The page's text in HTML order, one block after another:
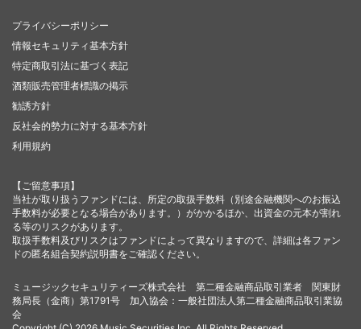
プライバシーポリシー
情報セキュリティ基本方針
特定商取引法に基づく表記
酒類販売管理者標識の掲示
勧誘方針
反社会的勢力に対する基本方針
利用規約
【ご留意事項】
当社が取り扱うファンドには、所定の取扱手数料（別途金融機関へのお振込
手数料が必要となる場合があります。）がかかるほか、出資金の元本が割れ
る等のリスクがあります。
取扱手数料及びリスクはファンドによって異なりますので、詳細は各ファン
ドの匿名組合契約説明書をご確認ください。
ミュージックセキュリティーズ株式会社 第二種金融商品取引業者 関東財
務局長（金商）第1791号 加入協会：一般社団法人第二種金融商品取引業協
会